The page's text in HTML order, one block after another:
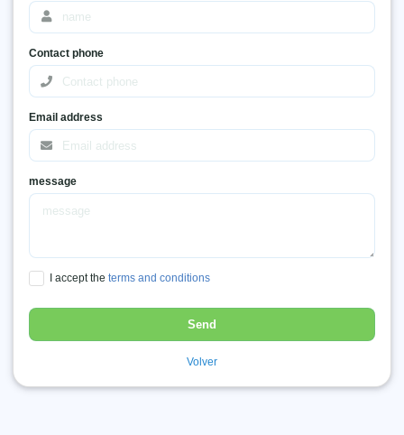
Contact phone
Email address
message
I accept the terms and conditions
Volver